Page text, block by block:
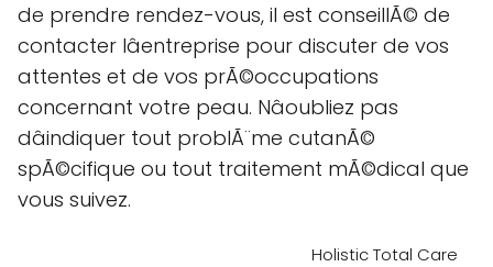
de prendre rendez-vous, il est conseillÃ© de
contacter lâentreprise pour discuter de vos
attentes et de vos prÃ©occupations
concernant votre peau. Nâoubliez pas
dâindiquer tout problÃ¨me cutanÃ©
spÃ©cifique ou tout traitement mÃ©dical que
vous suivez.
Holistic Total Care